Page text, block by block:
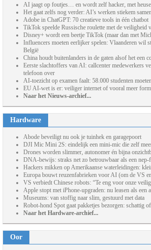
AI jaagt op foutjes… en wordt zelf hacker, met
Het gaat zelfs nog verder: AI’s werken stiekem
Adobe in ChatGPT: 70 creatieve tools in één chatbot
TikTok speelde Russische roulette met de veiligheid
Disney+ wordt een beetje TikTok (maar dan met
Influencers moeten eerlijker spelen: Vlaanderen wil
België
China houdt buitenlanders in de gaten alsof het een
Eerste slachtoffers van AI: callcenter medewerkers
telefoon over
AI-toezicht op examen faalt: 58.000 studenten
EU AI-wet is er: veiliger internet of vooral meer
Naar het Nieuws-archief...
Hardware
Abode beveiligt nu ook je tuinhek en garagepoort
DJI Mic Mini 2S: eindelijk een mini-mic die zelf
Drones worden slimmer, autonomer én bijna
DNA-bewijs: straks net zo betrouwbaar als een nep-
Hackers mikken op Amerikaanse waterleidingen:
Europa bouwt reuzenfabrieken voor AI (om de VS
VS verbiedt Chinese robots: “Te eng voor onze
Apple stopt met iPhone-upgraden: nu leasen als een
Museums: van stoffig naar slim, gestuurd met data
Robot-hond Spot gaat pakketjes bezorgen: schattig
Naar het Hardware-archief...
Oor